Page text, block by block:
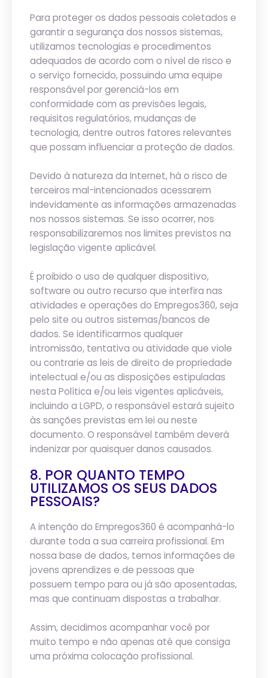
Para proteger os dados pessoais coletados e
garantir a segurança dos nossos sistemas,
utilizamos tecnologias e procedimentos
adequados de acordo com o nível de risco e
o serviço fornecido, possuindo uma equipe
responsável por gerenciá-los em
conformidade com as previsões legais,
requisitos regulatórios, mudanças de
tecnologia, dentre outros fatores relevantes
que possam influenciar a proteção de dados.
Devido à natureza da Internet, há o risco de
terceiros mal-intencionados acessarem
indevidamente as informações armazenadas
nos nossos sistemas. Se isso ocorrer, nos
responsabilizaremos nos limites previstos na
legislação vigente aplicável.
É proibido o uso de qualquer dispositivo,
software ou outro recurso que interfira nas
atividades e operações do Empregos360, seja
pelo site ou outros sistemas/bancos de
dados. Se identificarmos qualquer
intromissão, tentativa ou atividade que viole
ou contrarie as leis de direito de propriedade
intelectual e/ou as disposições estipuladas
nesta Política e/ou leis vigentes aplicáveis,
incluindo a LGPD, o responsável estará sujeito
às sanções previstas em lei ou neste
documento. O responsável também deverá
indenizar por quaisquer danos causados.
8. POR QUANTO TEMPO
UTILIZAMOS OS SEUS DADOS
PESSOAIS?
A intenção do Empregos360 é acompanhá-lo
durante toda a sua carreira profissional. Em
nossa base de dados, temos informações de
jovens aprendizes e de pessoas que
possuem tempo para ou já são aposentadas,
mas que continuam dispostas a trabalhar.
Assim, decidimos acompanhar você por
muito tempo e não apenas até que consiga
uma próxima colocação profissional.